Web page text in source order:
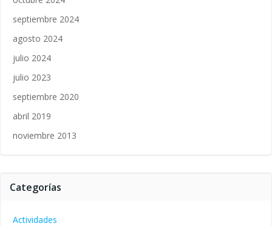
septiembre 2024
agosto 2024
julio 2024
julio 2023
septiembre 2020
abril 2019
noviembre 2013
Categorías
Actividades